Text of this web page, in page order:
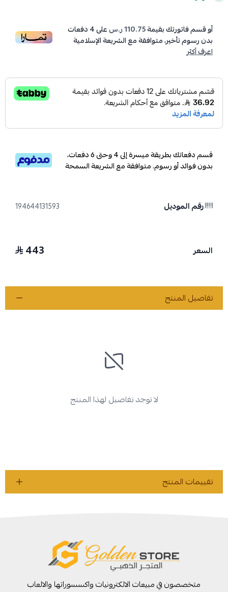
أو قسم فاتورتك بقيمة110.75 ر.س على4دفعات
بدون رسوم تأخير، متوافقة مع الشريعة الإسلامية
اعرف أكثر
قسم دفعاتك بطريقة ميسرة إلى 4 وحتى 6 دفعات،
بدون فوائد أو رسوم. متوافقة مع الشريعة السمحة
رقم الموديل 194644131593
السعر 443
تفاصيل المنتج
لا توجد تفاصيل لهذا المنتج
تقييمات المنتج
متخصصون في مبيعات الالكترونيات واكسسوراتها والالعاب